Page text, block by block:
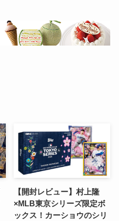
【開封レビュー】村上隆
×MLB東京シリーズ限定ボ
ックス！カーショウのシリ